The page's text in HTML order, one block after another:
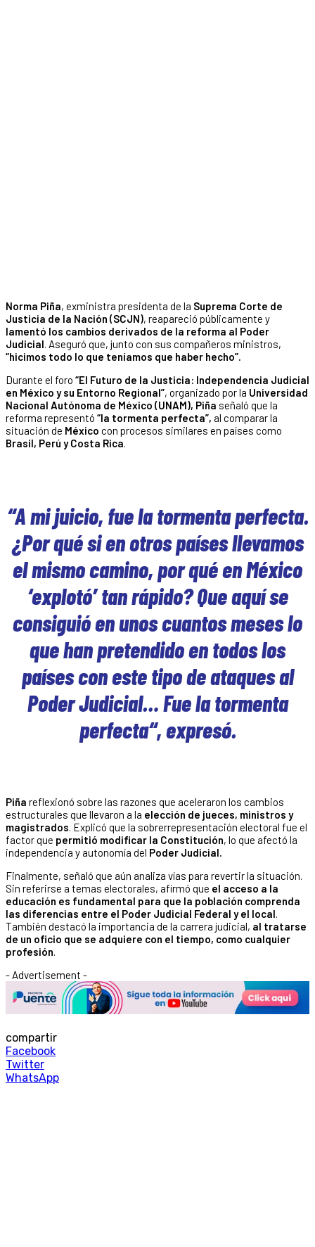
Norma Piña, exministra presidenta de la Suprema Corte de
Justicia de la Nación (SCJN), reapareció públicamente y
lamentó los cambios derivados de la reforma al Poder
Judicial. Aseguró que, junto con sus compañeros ministros,
“hicimos todo lo que teníamos que haber hecho”.
Durante el foro “El Futuro de la Justicia: Independencia Judicial
en México y su Entorno Regional”, organizado por la Universidad
Nacional Autónoma de México (UNAM), Piña señaló que la
reforma representó “la tormenta perfecta”, al comparar la
situación de México con procesos similares en países como
Brasil, Perú y Costa Rica.
“A mi juicio, fue la tormenta perfecta.
¿Por qué si en otros países llevamos
el mismo camino, por qué en México
‘explotó’ tan rápido? Que aquí se
consiguió en unos cuantos meses lo
que han pretendido en todos los
países con este tipo de ataques al
Poder Judicial… Fue la tormenta
perfecta“, expresó.
Piña reflexionó sobre las razones que aceleraron los cambios
estructurales que llevaron a la elección de jueces, ministros y
magistrados. Explicó que la sobrerrepresentación electoral fue el
factor que permitió modificar la Constitución, lo que afectó la
independencia y autonomía del Poder Judicial.
Finalmente, señaló que aún analiza vías para revertir la situación.
Sin referirse a temas electorales, afirmó que el acceso a la
educación es fundamental para que la población comprenda
las diferencias entre el Poder Judicial Federal y el local.
También destacó la importancia de la carrera judicial, al tratarse
de un oficio que se adquiere con el tiempo, como cualquier
profesión.
- Advertisement -
compartir
Facebook
Twitter
WhatsApp